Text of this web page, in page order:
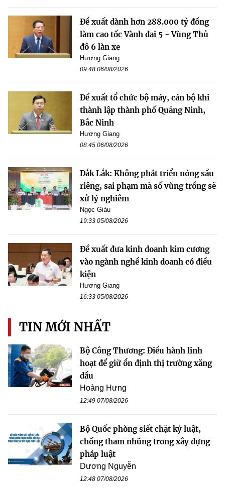
Đề xuất dành hơn 288.000 tỷ đồng
làm cao tốc Vành đai 5 - Vùng Thủ
đô 6 làn xe
Hương Giang
09:48 06/08/2026
Đề xuất tổ chức bộ máy, cán bộ khi
thành lập thành phố Quảng Ninh,
Bắc Ninh
Hương Giang
08:45 06/08/2026
Đắk Lắk: Không phát triển nóng sầu
riêng, sai phạm mã số vùng trồng sẽ
xử lý nghiêm
Ngọc Giàu
19:33 05/08/2026
Đề xuất đưa kinh doanh kim cương
vào ngành nghề kinh doanh có điều
kiện
Hương Giang
16:33 05/08/2026
TIN MỚI NHẤT
Bộ Công Thương: Điều hành linh
hoạt để giữ ổn định thị trường xăng
dầu
Hoàng Hưng
12:49 07/08/2026
Bộ Quốc phòng siết chặt kỷ luật,
chống tham nhũng trong xây dựng
pháp luật
Dương Nguyễn
12:48 07/08/2026